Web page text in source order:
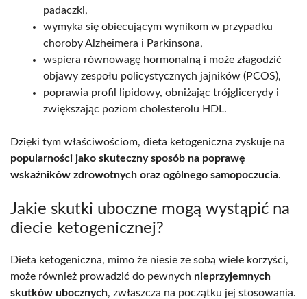
padaczki,
wymyka się obiecującym wynikom w przypadku
choroby Alzheimera i Parkinsona,
wspiera równowagę hormonalną i może złagodzić
objawy zespołu policystycznych jajników (PCOS),
poprawia profil lipidowy, obniżając trójglicerydy i
zwiększając poziom cholesterolu HDL.
Dzięki tym właściwościom, dieta ketogeniczna zyskuje na
popularności jako skuteczny sposób na poprawę
wskaźników zdrowotnych oraz ogólnego samopoczucia.
Jakie skutki uboczne mogą wystąpić na
diecie ketogenicznej?
Dieta ketogeniczna, mimo że niesie ze sobą wiele korzyści,
może również prowadzić do pewnych nieprzyjemnych
skutków ubocznych, zwłaszcza na początku jej stosowania.